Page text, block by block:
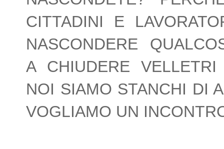
CITTADINI E
NASCONDERE
A CHIUDERE
NOI SIAMO STANCHI DI
VOGLIAMO UN